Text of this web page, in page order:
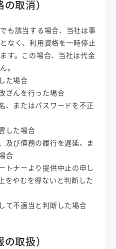
取消）
も該当する場合、当社は事
なく、利用資格を一時停止
す。この場合、当社は代金
。
た場合
ざんを行った場合
、またはパスワードを不正
した場合
及び債務の履行を遅延、ま
合
トナーより提供中止の申し
をやむを得ないと判断した
て不適当と判断した場合
取扱）